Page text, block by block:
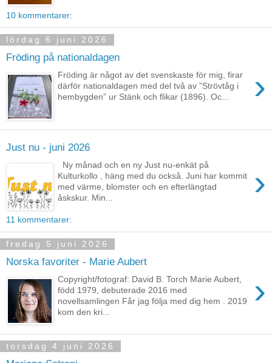
10 kommentarer:
lördag 6 juni 2026
Fröding på nationaldagen
›
Fröding är något av det svenskaste för mig, firar
därför nationaldagen med del två av ”Strövtåg i
hembygden” ur Stänk och flikar (1896). Oc...
Just nu - juni 2026
›
Ny månad och en ny Just nu-enkät på
Kulturkollo , häng med du också. Juni har kommit
med värme, blomster och en efterlängtad
åskskur. Min...
11 kommentarer:
fredag 5 juni 2026
Norska favoriter - Marie Aubert
›
Copyright/fotograf: David B. Torch Marie Aubert,
född 1979, debuterade 2016 med
novellsamlingen Får jag följa med dig hem . 2019
kom den kri...
torsdag 4 juni 2026